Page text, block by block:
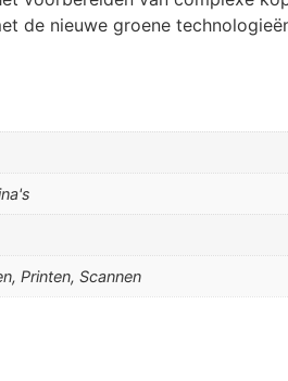
de nieuwe groene
Printen, Scannen